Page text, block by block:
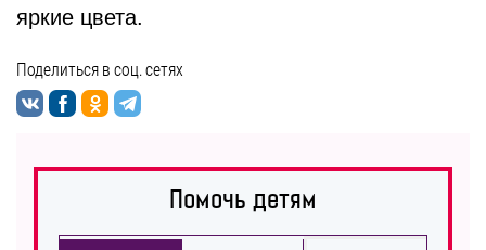
яркие цвета.
Поделиться в соц. сетях
Помочь детям